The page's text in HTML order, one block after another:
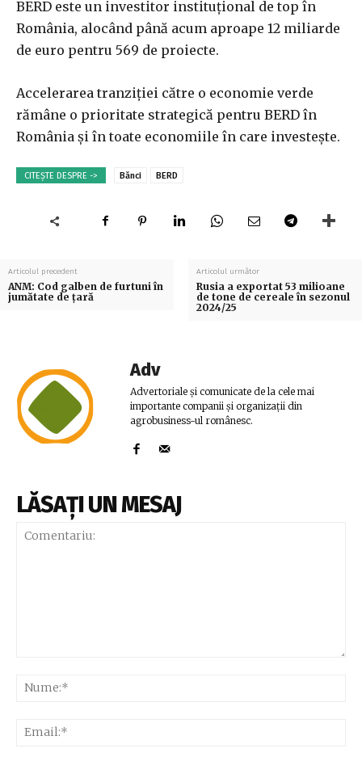
BERD este un investitor instituţional de top în
România, alocând până acum aproape 12 miliarde
de euro pentru 569 de proiecte.
Accelerarea tranziţiei către o economie verde
rămâne o prioritate strategică pentru BERD în
România şi în toate economiile în care investeşte.
CITEȘTE DESPRE -> Bănci BERD
Articolul precedent
ANM: Cod galben de furtuni în
jumătate de țară
Articolul următor
Rusia a exportat 53 milioane
de tone de cereale în sezonul
2024/25
Adv
Advertoriale și comunicate de la cele mai
importante companii și organizații din
agrobusiness-ul românesc.
LĂSAȚI UN MESAJ